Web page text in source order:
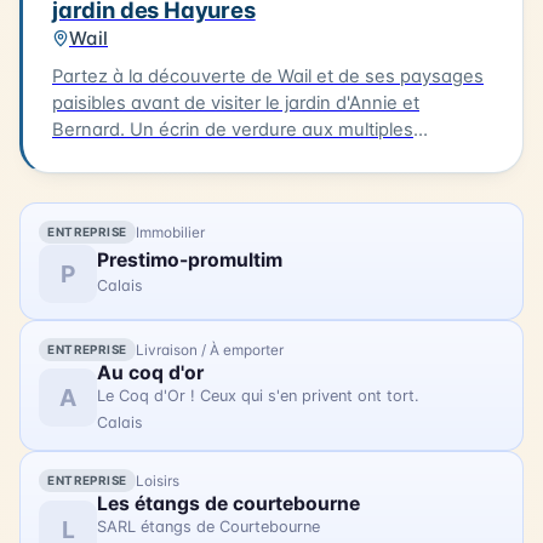
assistance électrique seront mis à votre disposition
(dans la limite des disponibilités). La balade se
terminera vers 16h30. N'hésitez pas à vous inscrire
pour cette expérience artistique unique !
jardin des Hayures
Wail
Partez à la découverte de Wail et de ses paysages
paisibles avant de visiter le jardin d'Annie et
Bernard. Un écrin de verdure aux multiples
Wail (2 rue de la Mairie). Tarifs : 11 € / gratuit enfants
- 10 ans.
ENTREPRISE Immobilier
P Prestimo-promultim
Calais
ENTREPRISE Livraison / À emporter
A
Au coq d'or
Le Coq d'Or ! Ceux qui s'en privent ont tort.
Calais
ENTREPRISE Loisirs
L
Les étangs de courtebourne
SARL étangs de Courtebourne